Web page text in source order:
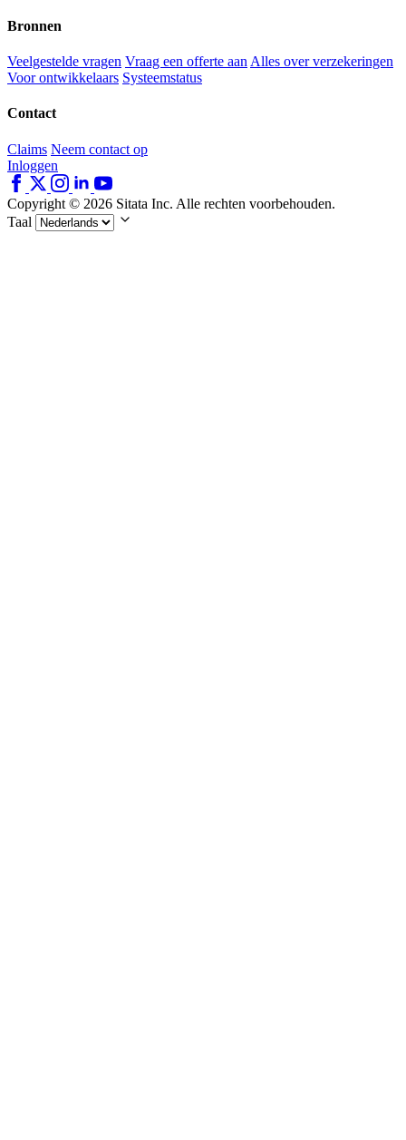
Bronnen
Veelgestelde vragen Vraag een offerte aan Alles over verzekeringen
Voor ontwikkelaars Systeemstatus
Contact
Claims Neem contact op
Inloggen
Copyright © 2026 Sitata Inc. Alle rechten voorbehouden.
Taal